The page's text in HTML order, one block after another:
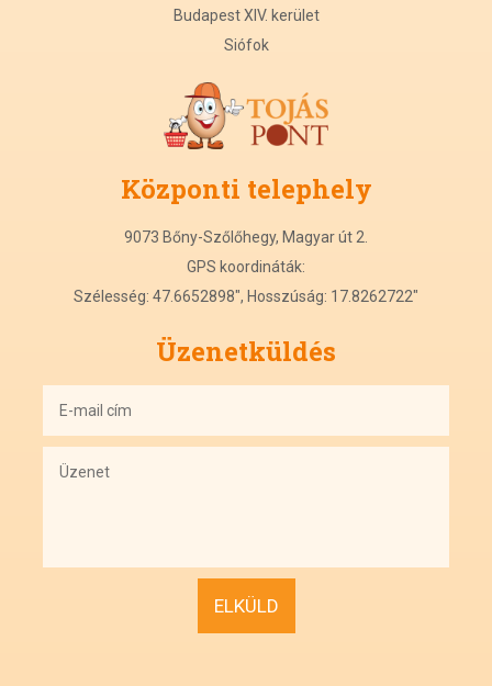
Budapest XIV. kerület
Siófok
Központi telephely
9073 Bőny-Szőlőhegy, Magyar út 2.
GPS koordináták:
Szélesség: 47.6652898", Hosszúság: 17.8262722"
Üzenetküldés